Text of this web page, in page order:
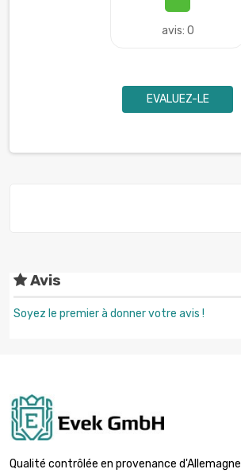
avis: 0
EVALUEZ-LE
Avis
Soyez le premier à donner votre avis !
Qualité contrôlée en provenance d'Allemagne